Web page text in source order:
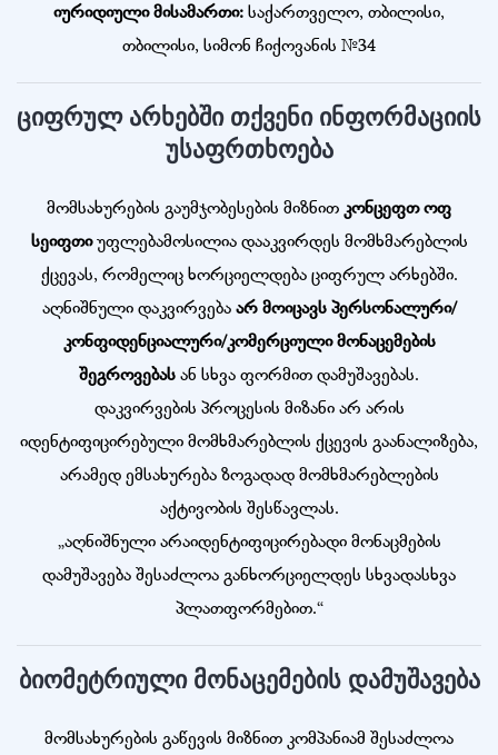
იურიდიული მისამართი: საქართველო, თბილისი,
თბილისი, სიმონ ჩიქოვანის №34
ციფრულ არხებში თქვენი ინფორმაციის
უსაფრთხოება
მომსახურების გაუმჯობესების მიზნით კონცეფთ ოფ
სეიფთიუფლებამოსილია დააკვირდეს მომხმარებლის
ქცევას, რომელიც ხორციელდება ციფრულ არხებში.
აღნიშნული დაკვირვება არ მოიცავს პერსონალური/
კონფიდენციალური/კომერციული მონაცემების
შეგროვებას ან სხვა ფორმით დამუშავებას.
დაკვირვების პროცესის მიზანი არ არის
იდენტიფიცირებული მომხმარებლის ქცევის გაანალიზება,
არამედ ემსახურება ზოგადად მომხმარებლების
აქტივობის შესწავლას.
„აღნიშნული არაიდენტიფიცირებადი მონაცმების
დამუშავება შესაძლოა განხორციელდეს სხვადასხვა
პლათფორმებით.“
ბიომეტრიული მონაცემების დამუშავება
მომსახურების გაწევის მიზნით კომპანიამ შესაძლოა